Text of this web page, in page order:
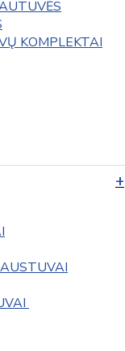
KOMPLEKTAI